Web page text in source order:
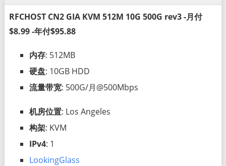
RFCHOST CN2 GIA KVM 512M 10G 500G rev3 -月付
$8.99 -年付$95.88
内存: 512MB
硬盘: 10GB HDD
流量带宽: 500G/月@500Mbps
机房位置: Los Angeles
构架: KVM
IPv4: 1
LookingGlass